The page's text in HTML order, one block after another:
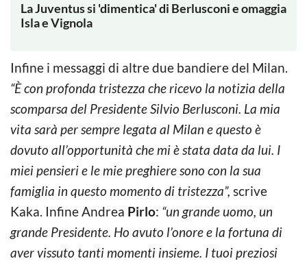
La Juventus si 'dimentica' di Berlusconi e omaggia
Isla e Vignola
Infine i messaggi di altre due bandiere del Milan.
“È con profonda tristezza che ricevo la notizia della
scomparsa del Presidente Silvio Berlusconi. La mia
vita sarà per sempre legata al Milan e questo è
dovuto all’opportunità che mi è stata data da lui. I
miei pensieri e le mie preghiere sono con la sua
famiglia in questo momento di tristezza”, scrive
Kaka. Infine Andrea Pirlo: “un grande uomo, un
grande Presidente. Ho avuto l’onore e la fortuna di
aver vissuto tanti momenti insieme. I tuoi preziosi